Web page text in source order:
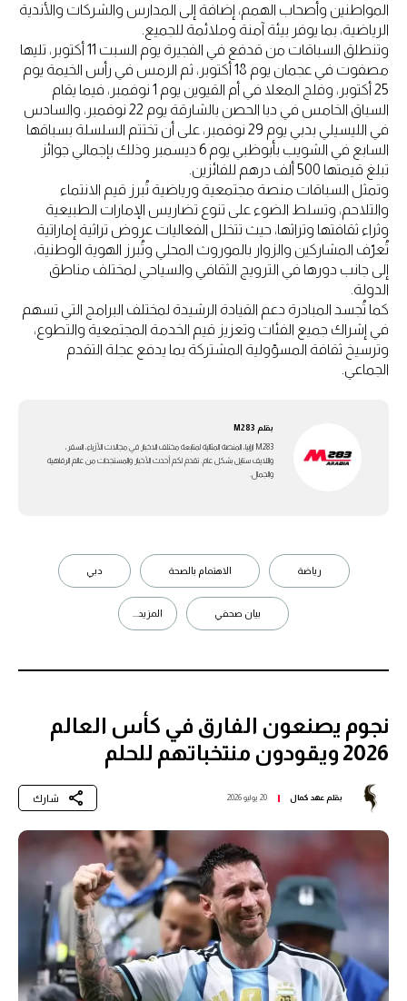
المواطنين وأصحاب الهمم، إضافة إلى المدارس والشركات والأندية
الرياضية، بما يوفر بيئة آمنة وملائمة للجميع.
وتنطلق السباقات من قدفع في الفجيرة يوم السبت 11 أكتوبر، تليها
مصفوت في عجمان يوم 18 أكتوبر، ثم الرمس في رأس الخيمة يوم
25 أكتوبر، وفلج المعلا في أم القيوين يوم 1 نوفمبر، فيما يقام
السباق الخامس في دبا الحصن بالشارقة يوم 22 نوفمبر، والسادس
في الليسيلي بدبي يوم 29 نوفمبر، على أن تختتم السلسلة بسباقها
السابع في الشويب بأبوظبي يوم 6 ديسمبر وذلك بإجمالي جوائز
تبلغ قيمتها 500 ألف درهم للفائزين.
وتمثل السباقات منصة مجتمعية ورياضية تُبرز قيم الانتماء
والتلاحم، وتسلط الضوء على تنوع تضاريس الإمارات الطبيعية
وثراء ثقافتها وتراثها، حيث تتخلل الفعاليات عروض تراثية إماراتية
تُعرّف المشاركين والزوار بالموروث المحلي وتُبرز الهوية الوطنية،
إلى جانب دورها في الترويج الثقافي والسياحي لمختلف مناطق
الدولة.
كما تُجسد المبادرة دعم القيادة الرشيدة لمختلف البرامج التي تسهم
في إشراك جميع الفئات وتعزيز قيم الخدمة المجتمعية والتطوع،
وترسيخ ثقافة المسؤولية المشتركة بما يدفع عجلة التقدم
الجماعي.
بقلم M283
M283 ارابيا، المنصة المثالية لمتابعة مختلف الاخبار في مجالات الأزياء، السفر،
واللايف ستايل بشكل عام. تقدم لكم أحدث الأخبار والمستجدات من عالم الرفاهية
والجمال.
رياضة الاهتمام بالصحة دبي
بيان صحفي المزيد...
نجوم يصنعون الفارق في كأس العالم
2026 ويقودون منتخباتهم للحلم
بقلمعهد كمال 20 يوليو 2026 شارك